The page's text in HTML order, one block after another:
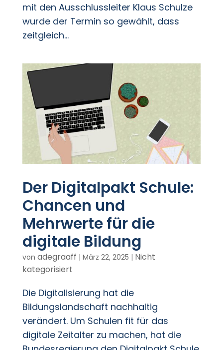
mit den Ausschlussleiter Klaus Schulze
wurde der Termin so gewählt, dass
zeitgleich...
Der Digitalpakt Schule:
Chancen und
Mehrwerte für die
digitale Bildung
von adegraaff | März 22, 2025 | Nicht
kategorisiert
Die Digitalisierung hat die
Bildungslandschaft nachhaltig
verändert. Um Schulen fit für das
digitale Zeitalter zu machen, hat die